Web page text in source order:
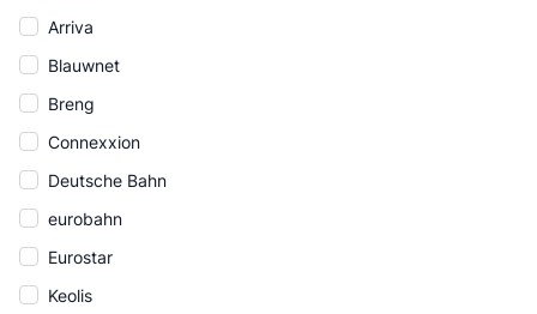
Arriva
Blauwnet
Breng
Connexxion
Deutsche Bahn
eurobahn
Eurostar
Keolis